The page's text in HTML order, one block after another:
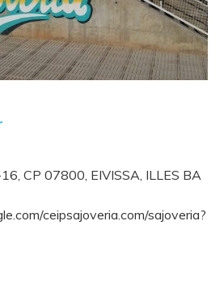
CP 07800, EIVISSA, ILLES BA
ceipsajoveria.com/sajoveria?